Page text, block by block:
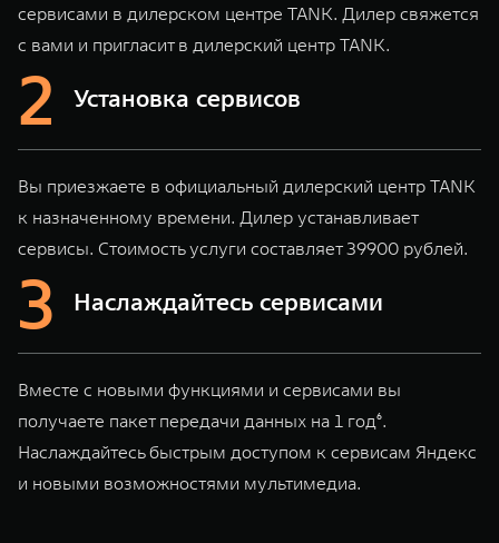
сервисами в дилерском центре TANK. Дилер свяжется
с вами и пригласит в дилерский центр TANK.
Установка сервисов
Вы приезжаете в официальный дилерский центр TANK
к назначенному времени. Дилер устанавливает
сервисы. Стоимость услуги составляет 39900 рублей.
Наслаждайтесь сервисами
Вместе с новыми функциями и сервисами вы
получаете пакет передачи данных на 1 год⁶.
Наслаждайтесь быстрым доступом к сервисам Яндекс
и новыми возможностями мультимедиа.